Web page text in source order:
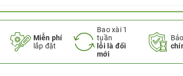
Miễn phí
lắp đặt
Bao xài 1
tuần
lỗi là đổi
mới